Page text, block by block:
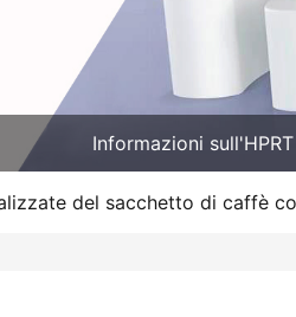
Informazioni sull'HPRT
del sacchetto di caffè